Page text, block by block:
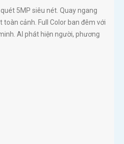
5MP siêu nét. Quay ngang
toàn cảnh. Full Color ban đêm với
AI phát hiện người, phương